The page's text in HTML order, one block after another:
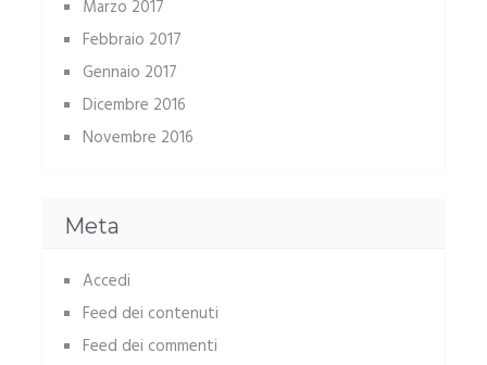
Marzo 2017
Febbraio 2017
Gennaio 2017
Dicembre 2016
Novembre 2016
Meta
Accedi
Feed dei contenuti
Feed dei commenti